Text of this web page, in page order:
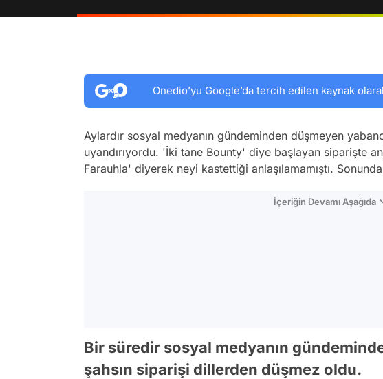
Onedio’yu Google’da tercih edilen kaynak
Aylardır sosyal medyanın gündeminden düşmeyen
uyandırıyordu. 'İki tane Bounty' diye başlayan siparişte
Farauhla' diyerek neyi kastettiği anlaşılamamıştı.
İçeriğin Devamı Aşağıda
Bir süredir sosyal medyanın
şahsın siparişi dillerden düşmez oldu.